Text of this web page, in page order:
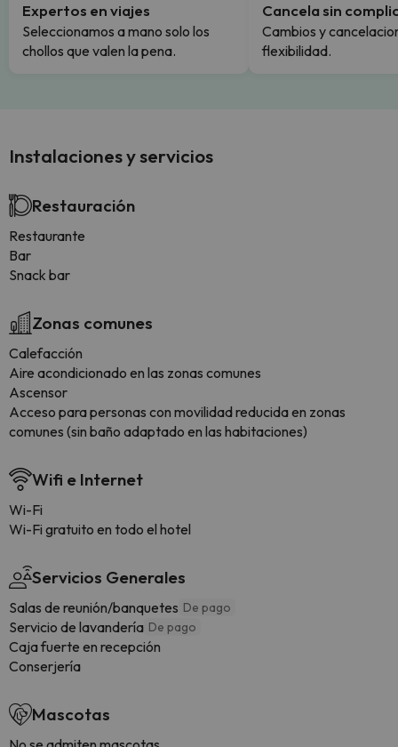
Expertos en viajes
Seleccionamos a mano solo los
chollos que valen la pena.
Cancela sin
Cambios y
flexibilidad.
Instalaciones y servicios
Restauración
Restaurante
Bar
Snack bar
Zonas comunes
Calefacción
Aire acondicionado en las zonas comunes
Ascensor
Acceso para personas con movilidad reducida en zonas
comunes (sin baño adaptado en las habitaciones)
Wifi e Internet
Wi-Fi
Wi-Fi gratuito en todo el hotel
Servicios Generales
Salas de reunión/banquetes De pago
Servicio de lavandería De pago
Caja fuerte en recepción
Conserjería
Mascotas